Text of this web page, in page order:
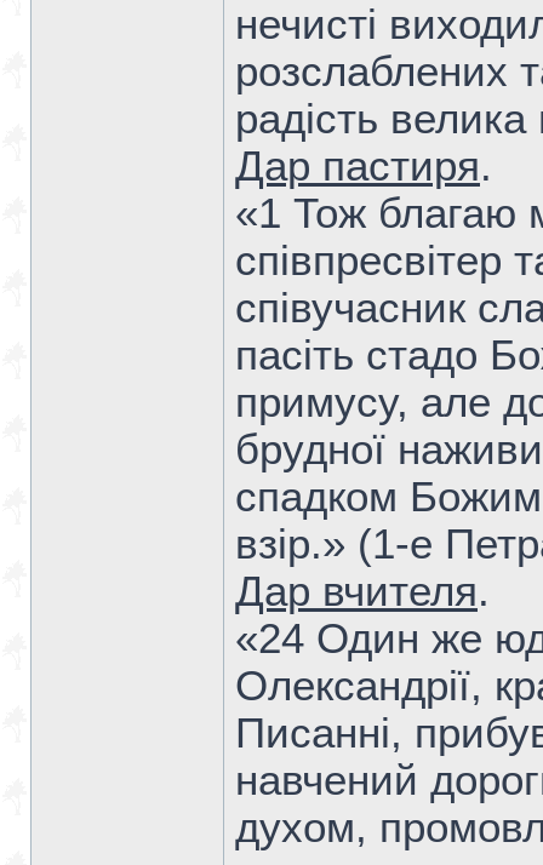
нечисті
розслаблених
радість
Дар пастиря.
«1 Тож благаю
співпресвітер
співучасник
пасіть стадо
примусу, але
брудної
спадком
взір.» (1-е
Дар вчителя.
«24 Один же
Олександрії,
Писанні,
навчений
духом,